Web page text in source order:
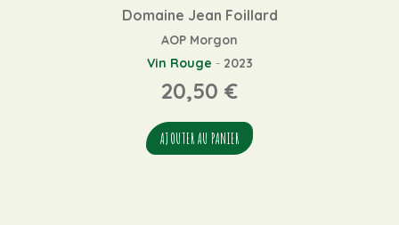
Domaine Jean Foillard
AOP Morgon
Vin Rouge - 2023
20,50 €
AJOUTER AU PANIER